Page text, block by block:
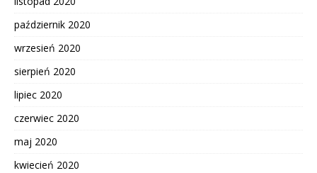
październik 2020
wrzesień 2020
sierpień 2020
lipiec 2020
czerwiec 2020
maj 2020
kwiecień 2020